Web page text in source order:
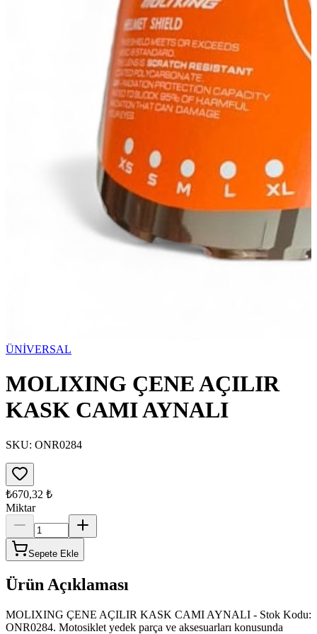
ÜNİVERSAL
MOLIXING ÇENE AÇILIR
KASK CAMI AYNALI
SKU: ONR0284
₺670,32 ₺
Miktar
Sepete Ekle
Ürün Açıklaması
MOLIXING ÇENE AÇILIR KASK CAMI AYNALI - Stok Kodu:
ONR0284. Motosiklet yedek parça ve aksesuarları konusunda